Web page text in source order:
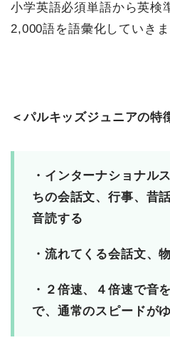
小学英語必須単語から英検
2,000語を語彙化していきま
＜パルキッズジュニアの特
・インターナショナル
ちの会話文、行事、昔
音読する
・流れてくる会話文、
・２倍速、４倍速で音
で、通常のスピードが